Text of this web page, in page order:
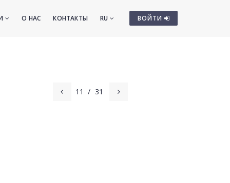
ВОЙТИ
О НАС КОНТАКТЫ RU
11 / 31